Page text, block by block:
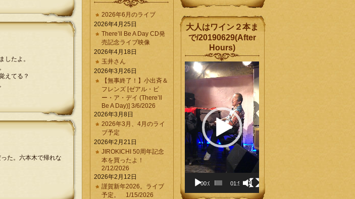
したよ。
えてる？
た。六本木で帰れな
2026年6月のライブ
2026年4月25日
There’ll Be A Day CD発
売記念ライブ映像
2026年4月18日
玉井さん
2026年3月26日
【無事終了！】小出斉＆
フレンズ [ゼアル・ビ
ー・ア・デイ (There’ll
Be A Day)] 3/6/2026
2026年3月8日
2026年3月、4月のライ
ブ予定
2026年2月21日
JIROKICHI 50周年記念
本を買ったよ！
2/12/2026
2026年2月12日
謹賀新年2026。ライブ
予定。 1/15/2026
大人はワイン２本ま
で/20190629(After
Hours)
動
画
レ
ー
ヤ
ー
00:00 01:58